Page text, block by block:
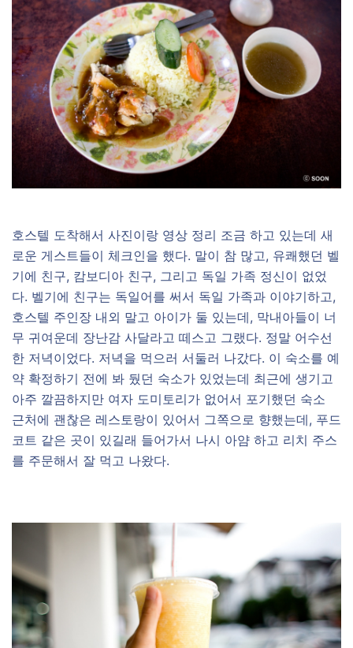
호스텔 도착해서 사진이랑 영상 정리 조금 하고 있는데 새
로운 게스트들이 체크인을 했다. 말이 참 많고, 유쾌했던 벨
기에 친구, 캄보디아 친구, 그리고 독일 가족 정신이 없었
다. 벨기에 친구는 독일어를 써서 독일 가족과 이야기하고,
호스텔 주인장 내외 말고 아이가 둘 있는데, 막내아들이 너
무 귀여운데 장난감 사달라고 떼스고 그랬다. 정말 어수선
한 저녁이었다. 저녁을 먹으러 서둘러 나갔다. 이 숙소를 예
약 확정하기 전에 봐 뒀던 숙소가 있었는데 최근에 생기고
아주 깔끔하지만 여자 도미토리가 없어서 포기했던 숙소
근처에 괜찮은 레스토랑이 있어서 그쪽으로 향했는데, 푸드
코트 같은 곳이 있길래 들어가서 나시 아얌 하고 리치 주스
를 주문해서 잘 먹고 나왔다.